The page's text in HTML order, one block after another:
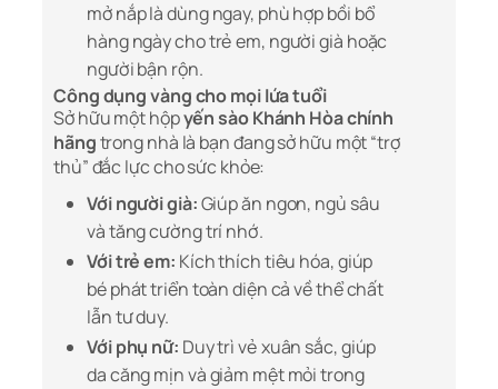
mở nắp là dùng ngay, phù hợp bồi bổ
hàng ngày cho trẻ em, người già hoặc
người bận rộn.
Công dụng vàng cho mọi lứa tuổi
Sở hữu một hộpyến sào Khánh Hòa chính
hãngtrong nhà là bạn đang sở hữu một “trợ
thủ” đắc lực cho sức khỏe:
Với người già:Giúp ăn ngon, ngủ sâu
và tăng cường trí nhớ.
Với trẻ em: Kích thích tiêu hóa, giúp
bé phát triển toàn diện cả về thể chất
lẫn tư duy.
Với phụ nữ: Duy trì vẻ xuân sắc, giúp
da căng mịn và giảm mệt mỏi trong